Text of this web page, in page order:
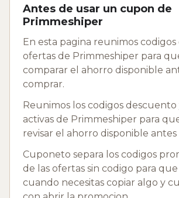
Antes de usar un cupon de
Primmeshiper
En esta pagina reunimos
ofertas de Primmeshiper para
comparar el ahorro disponible
comprar.
Reunimos los codigos
activas de Primmeshiper para
revisar el ahorro disponible
Cuponeto separa los codigos
de las ofertas sin codigo para que
cuando necesitas copiar algo y